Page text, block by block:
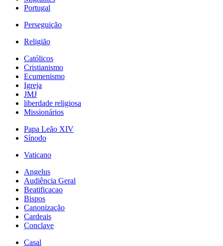
Portugal
Perseguição
Religião
Católicos
Cristianismo
Ecumenismo
Igreja
JMJ
liberdade religiosa
Missionários
Papa Leão XIV
Sínodo
Vaticano
Angelus
Audiência Geral
Beatificacao
Bispos
Canonização
Cardeais
Conclave
Casal